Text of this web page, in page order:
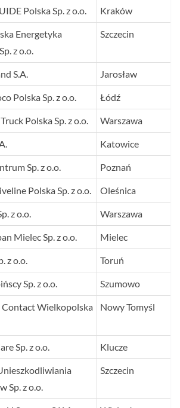
Polska Sp. z o.o. Kraków
Energetyka
z o.o.
Szczecin
S.A. Jarosław
Polska Sp. z o.o. Łódź
Polska Sp. z o.o. Warszawa
Katowice
Sp. z o.o. Poznań
Polska Sp. z o.o. Oleśnica
z o.o. Warszawa
Mielec Sp. z o.o. Mielec
z o.o. Toruń
Sp. z o.o. Szumowo
Contact Wielkopolska
Nowy Tomyśl
Sp. z o.o. Klucze
Sp. z o.o.
Szczecin